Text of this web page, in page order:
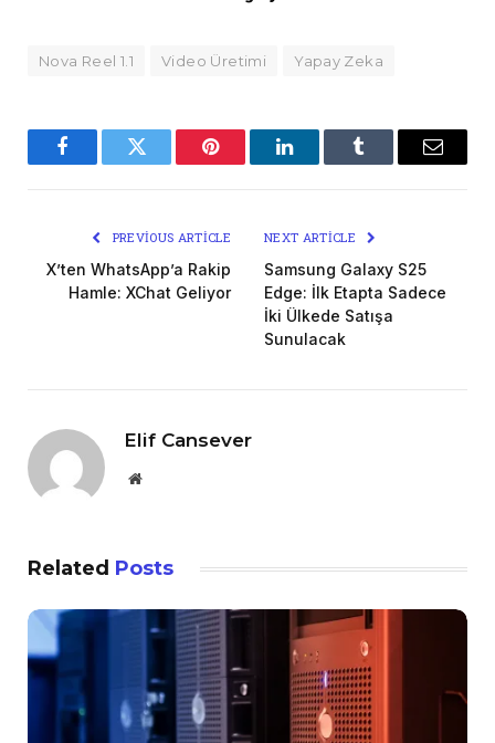
Nova Reel 1.1 Video Üretimi Yapay Zeka
FacebookTwitter Pinterest LinkedInTumblr Email
PREVIOUS ARTICLE
X’ten WhatsApp’a Rakip
Hamle: XChat Geliyor
NEXT ARTICLE
Samsung Galaxy S25
Edge: İlk Etapta Sadece
İki Ülkede Satışa
Sunulacak
Elif Cansever
Website
Related Posts